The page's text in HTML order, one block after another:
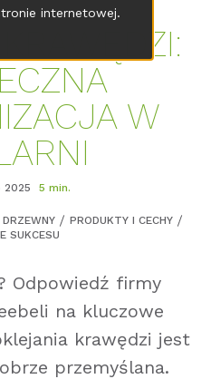
internetowej.
W
2025 5 min.
PRODUKTY I CECHY
SUKCESU
Odpowiedź firmy
na kluczowe
krawędzi jest
przemyślana.